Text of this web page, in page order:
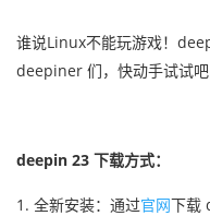
谁说Linux不能玩游戏！
deepiner 们，快动手试试吧
deepin 23 下载方式：
1. 全新安装：通过官网下载